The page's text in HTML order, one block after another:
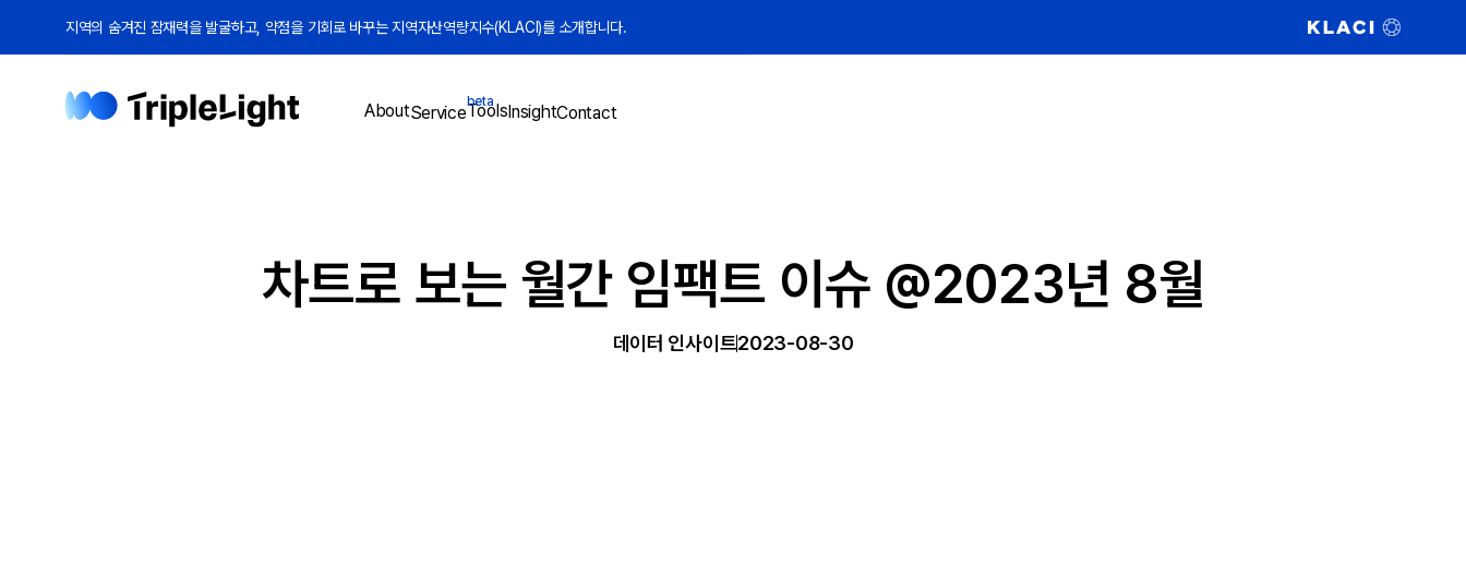
지역의 숨겨진 잠재력을 발굴하고, 약점을 기회로 바꾸는 지역자산역량지수(KLACI)를 소개합니다.
AboutService
beta
ToolsInsightContact
차트로 보는 월간 임팩트 이슈 @2023년 8월
데이터 인사이트2023-08-30